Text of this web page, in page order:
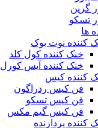
گرین
تسکو
ها
کننده نوت بوک
خنک کننده کول کلد
خنک کننده آیس کورل
کننده کیس
فن کیس ردراگون
فن کیس تسکو
فن کیس گیم مکس
کننده پردازنده